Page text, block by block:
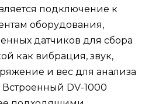
подключение к
оборудования,
датчиков для сбора
как вибрация, звук,
и вес для анализа
DV-1000